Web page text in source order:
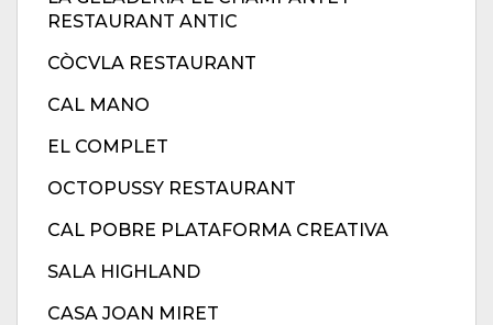
RESTAURANT ANTIC
CÒCVLA RESTAURANT
CAL MANO
EL COMPLET
OCTOPUSSY RESTAURANT
CAL POBRE PLATAFORMA CREATIVA
SALA HIGHLAND
CASA JOAN MIRET